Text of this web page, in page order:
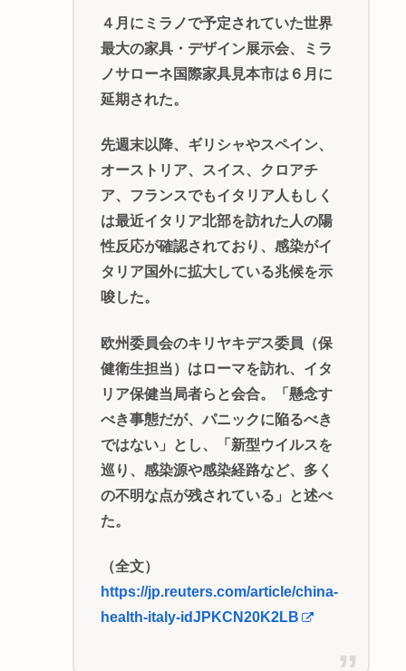
４月にミラノで予定されていた世界
最大の家具・デザイン展示会、ミラ
ノサローネ国際家具見本市は６月に
延期された。
先週末以降、ギリシャやスペイン、
オーストリア、スイス、クロアチ
ア、フランスでもイタリア人もしく
は最近イタリア北部を訪れた人の陽
性反応が確認されており、感染がイ
タリア国外に拡大している兆候を示
唆した。
欧州委員会のキリヤキデス委員（保
健衛生担当）はローマを訪れ、イタ
リア保健当局者らと会合。「懸念す
べき事態だが、パニックに陥るべき
ではない」とし、「新型ウイルスを
巡り、感染源や感染経路など、多く
の不明な点が残されている」と述べ
た。
（全文）
https://jp.reuters.com/article/china-
health-italy-idJPKCN20K2LB